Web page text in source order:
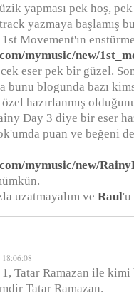
yapması pek hoş,
yazmaya başlamış
Movement'ın
mymusic/new/
eser pek bir güzel.
bunu blogunda bazı
hazırlanmış
Day 3 diye bir eser
puan ve beğeni
mymusic/new/
uzatmayalım ve Raul'u
18:06:08
Tatar Ramazan ile kimi
Tatar Ramazan.